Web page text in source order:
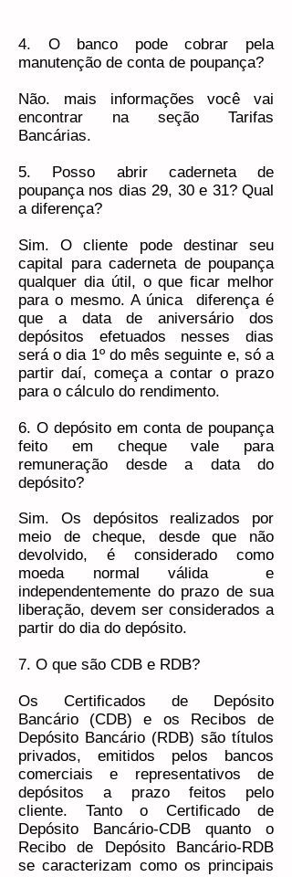
4. O banco pode cobrar pela
manutenção de conta de poupança?
Não. mais informações você vai
encontrar na seção Tarifas
Bancárias.
5. Posso abrir caderneta de
poupança nos dias 29, 30 e 31? Qual
a diferença?
Sim. O cliente pode destinar seu
capital para caderneta de poupança
qualquer dia útil, o que ficar melhor
para o mesmo. A única diferença é
que a data de aniversário dos
depósitos efetuados nesses dias
será o dia 1º do mês seguinte e, só a
partir daí, começa a contar o prazo
para o cálculo do rendimento.
6. O depósito em conta de poupança
feito em cheque vale para
remuneração desde a data do
depósito?
Sim. Os depósitos realizados por
meio de cheque, desde que não
devolvido, é considerado como
moeda normal válida e
independentemente do prazo de sua
liberação, devem ser considerados a
partir do dia do depósito.
7. O que são CDB e RDB?
Os Certificados de Depósito
Bancário (CDB) e os Recibos de
Depósito Bancário (RDB) são títulos
privados, emitidos pelos bancos
comerciais e representativos de
depósitos a prazo feitos pelo
cliente. Tanto o Certificado de
Depósito Bancário-CDB quanto o
Recibo de Depósito Bancário-RDB
se caracterizam como os principais